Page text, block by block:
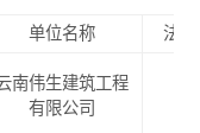
单位名称 法定
南伟生建筑工程
有限公司